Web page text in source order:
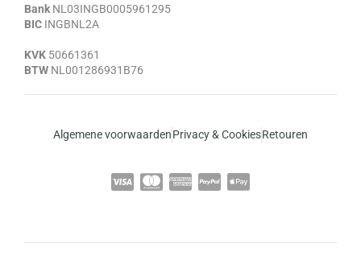
Bank NL03INGB0005961295
BIC INGBNL2A
KVK 50661361
BTW NL001286931B76
Algemene voorwaardenPrivacy & CookiesRetouren